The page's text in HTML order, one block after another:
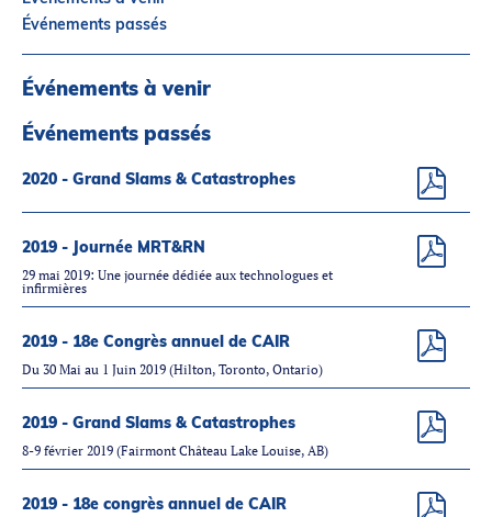
Contact
À Propos
Partenaires
Introduction à la RI
Carrières en RI
Événements passés
Événements à venir
Événements passés
2020 - Grand Slams & Catastrophes
2019 - Journée MRT&RN
29 mai 2019: Une journée dédiée aux technologues et
infirmières
2019 - 18e Congrès annuel de CAIR
Du 30 Mai au 1 Juin 2019 (Hilton, Toronto, Ontario)
2019 - Grand Slams & Catastrophes
8-9 février 2019 (Fairmont Château Lake Louise, AB)
2019 - 18e congrès annuel de CAIR